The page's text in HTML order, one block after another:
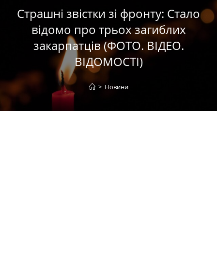
Страшні звістки зі фронту: Стало
відомо про трьох загиблих
закарпатців (ФОТО. ВІДЕО.
ВІДОМОСТІ)
> Новини